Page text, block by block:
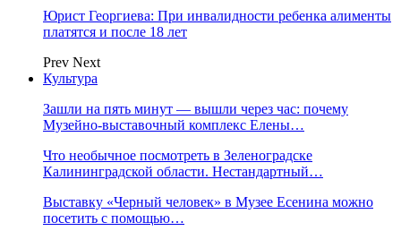
Юрист Георгиева: При инвалидности ребенка алименты
платятся и после 18 лет
Prev Next
Культура
Зашли на пять минут — вышли через час: почему
Музейно-выставочный комплекс Елены…
Что необычное посмотреть в Зеленоградске
Калининградской области. Нестандартный…
Выставку «Черный человек» в Музее Есенина можно
посетить с помощью…